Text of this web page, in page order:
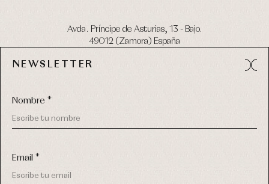
Avda. Príncipe de Asturias, 13 - Bajo.
49012 (Zamora) España
Tel: 980 049 683
NEWSLETTER
Nombre *
Email *